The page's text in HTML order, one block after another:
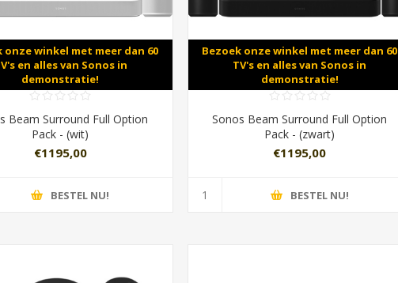
onze winkel met meer dan 60
en alles van Sonos in
demonstratie!
Beam Surround Full Option
Pack - (wit)
€1195,00
BESTEL NU!
Bezoek onze winkel met meer dan 60
TV's en alles van Sonos in
demonstratie!
Sonos Beam Surround Full Option
Pack - (zwart)
€1195,00
BESTEL NU!